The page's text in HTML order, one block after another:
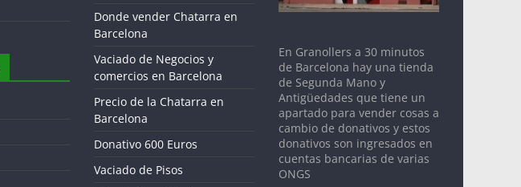
Donde vender Chatarra en
Barcelona
Vaciado de Negocios y
comercios en Barcelona
Precio de la Chatarra en
Barcelona
Donativo 600 Euros
Vaciado de Pisos
En Granollers a 30 minutos
de Barcelona hay una tienda
de Segunda Mano y
Antigüedades que tiene un
apartado para vender cosas a
cambio de donativos y estos
donativos son ingresados en
cuentas bancarias de varias
ONGS